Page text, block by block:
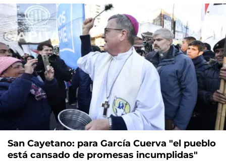
San Cayetano: para García Cuerva "el pueblo
está cansado de promesas incumplidas"